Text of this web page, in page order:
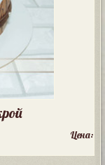
Цена: